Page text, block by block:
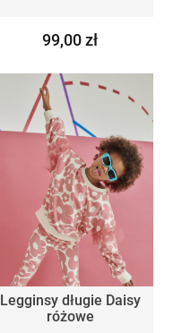
99,00 zł
Legginsy długie Daisy
różowe